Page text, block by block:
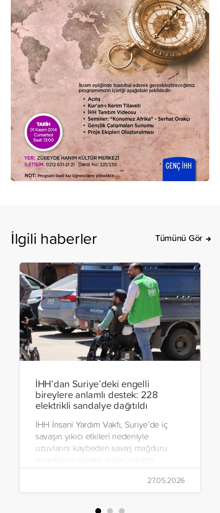
İlgili haberler Tümünü Gör
İHH’dan Suriye’deki engelli
bireylere anlamlı destek: 228
elektrikli sandalye dağıtıldı
İHH İnsani Yardım Vakfı, Suriye’de iç
savaşın yıkıcı etkileri nedeniyle
uzuvlarını kaybeden savaş mağduru
engellilere yönelik insani yardım
çalışmalarını aralıksız sürdürüyor. Vakıf,
yürütülen son projeyle Suriye’nin Şam,
Halep, Hama, Humus ve İdlib
bölgelerinde zor şartlarda yaşayan
27.05.2026